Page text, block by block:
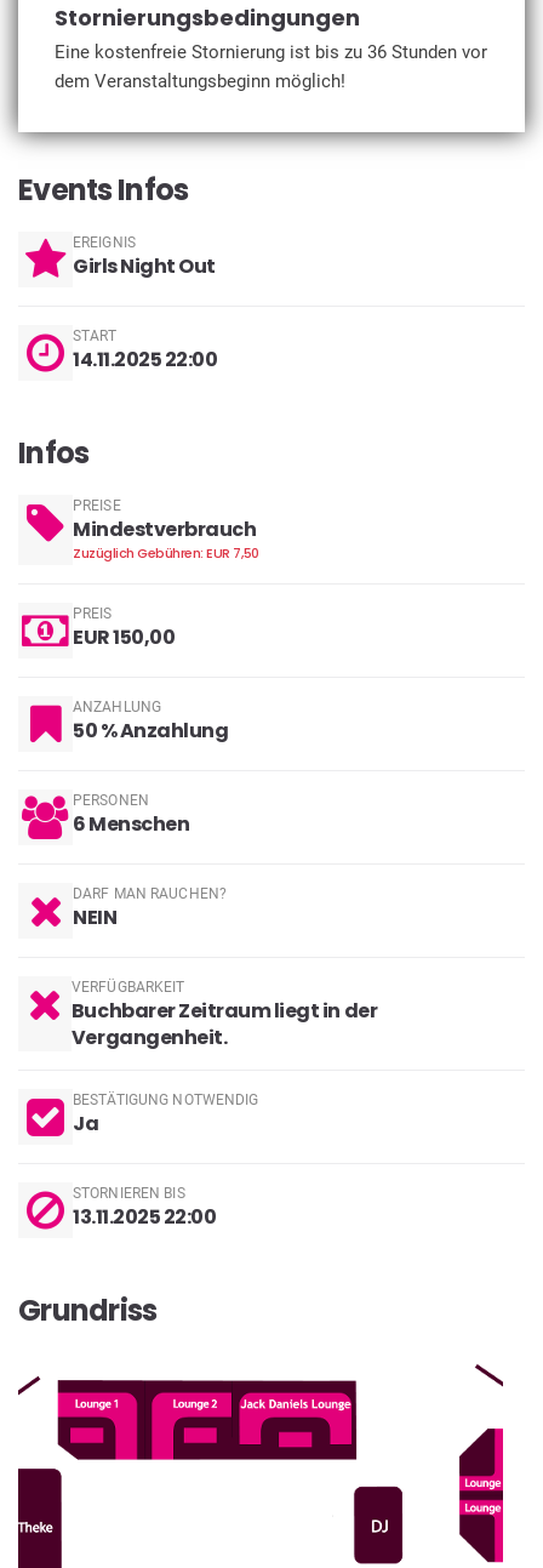
Stornierungsbedingungen
Eine kostenfreie Stornierung ist bis zu 36 Stunden vor
dem Veranstaltungsbeginn möglich!
Events Infos
EREIGNIS
Girls Night Out
START
14.11.2025 22:00
Infos
PREISE
Mindestverbrauch
Zuzüglich Gebühren: EUR 7,50
PREIS
EUR 150,00
ANZAHLUNG
50 % Anzahlung
PERSONEN
6Menschen
DARF MAN RAUCHEN?
NEIN
VERFÜGBARKEIT
Buchbarer Zeitraum liegt in der
Vergangenheit.
BESTÄTIGUNG NOTWENDIG
Ja
STORNIEREN BIS
13.11.2025 22:00
Grundriss